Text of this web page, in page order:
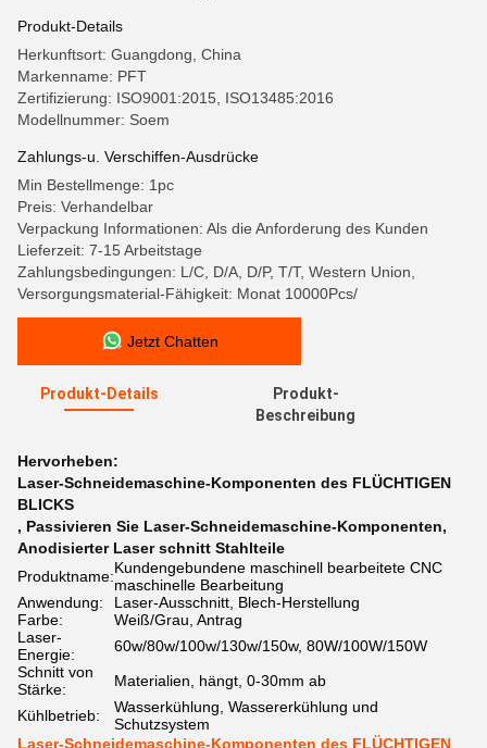
Produkt-Details
Herkunftsort: Guangdong, China
Markenname: PFT
Zertifizierung: ISO9001:2015, ISO13485:2016
Modellnummer: Soem
Zahlungs-u. Verschiffen-Ausdrücke
Min Bestellmenge: 1pc
Preis: Verhandelbar
Verpackung Informationen: Als die Anforderung des Kunden
Lieferzeit: 7-15 Arbeitstage
Zahlungsbedingungen: L/C, D/A, D/P, T/T, Western Union,
Versorgungsmaterial-Fähigkeit: Monat 10000Pcs/
Jetzt Chatten
Produkt-Details
Produkt-
Beschreibung
Hervorheben:
Laser-Schneidemaschine-Komponenten des FLÜCHTIGEN
BLICKS
, Passivieren Sie Laser-Schneidemaschine-Komponenten,
Anodisierter Laser schnitt Stahlteile
Produktname:Kundengebundene maschinell bearbeitete CNC
maschinelle Bearbeitung
Anwendung:
Laser-Ausschnitt, Blech-Herstellung
Farbe:
Weiß/Grau, Antrag
Laser-
Energie:
60w/80w/100w/130w/150w, 80W/100W/150W
Schnitt von
Stärke:
Materialien, hängt, 0-30mm ab
Kühlbetrieb:
Wasserkühlung, Wassererkühlung und
Schutzsystem
Laser-Schneidemaschine-Komponenten des FLÜCHTIGEN